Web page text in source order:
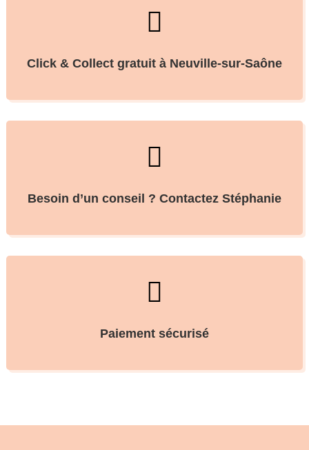

Click & Collect gratuit à Neuville-sur-Saône

Besoin d’un conseil ? Contactez Stéphanie

Paiement sécurisé